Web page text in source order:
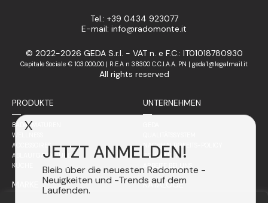
Tel.: +39 0434 923077
E-mail: info@radomonte.it
© 2022-2026 GEDA S.r.l. - VAT n. e F.C.: IT01018780930
Capitale Sociale € 103.000,00 | R.E.A n 38300 C.C.I.A.A. PN | geda1@legalmail.it
All rights reserved
PRODUKTE
BADARMATUREN
WELLNESS
ACCESSOIRES
ABLAUFGARNITUREN
KÜCHE
MARKE
UNTERNEHMEN
NACHHALTIGKEITS-POLICY
SICHERHEIT
ARBEITE BEI UNS
KATALOGE
X
JETZT ANMELDEN!
Bleib über die neuesten Radomonte -
Neuigkeiten und -Trends auf dem
Laufenden.